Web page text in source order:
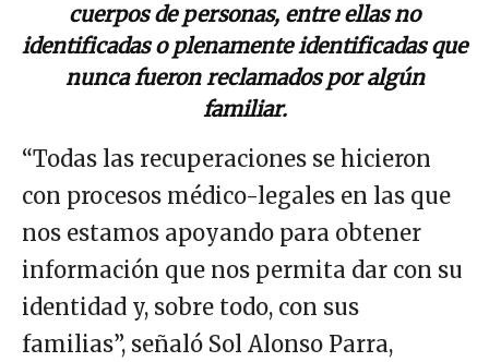
cuerpos de personas, entre ellas no
identificadas o plenamente identificadas que
nunca fueron reclamados por algún
familiar.
“Todas las recuperaciones se hicieron
con procesos médico-legales en las que
nos estamos apoyando para obtener
información que nos permita dar con su
identidad y, sobre todo, con sus
familias”, señaló Sol Alonso Parra,